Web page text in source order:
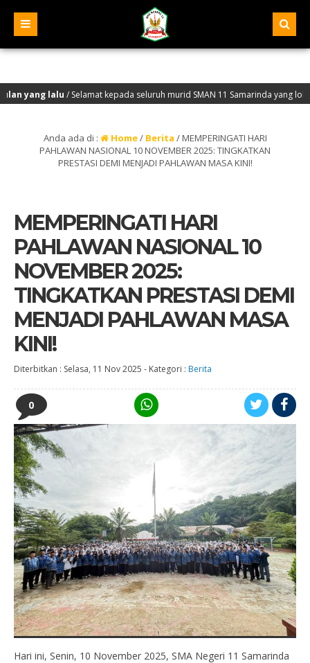
lalu/ Selamat kepada seluruh murid SMAN 11 Samarinda yang lolos seleksi
lalu/ Selamat Datang di Website Resmi SMA Negeri 11 Samarinda – NPSN :
Anda ada di : Home/ Berita /MEMPERINGATI HARI
PAHLAWAN NASIONAL 10 NOVEMBER 2025: TINGKATKAN
PRESTASI DEMI MENJADI PAHLAWAN MASA KINI!
MEMPERINGATI HARI
PAHLAWAN NASIONAL 10
NOVEMBER 2025:
TINGKATKAN PRESTASI DEMI
MENJADI PAHLAWAN MASA
KINI!
Diterbitkan : Selasa, 11 Nov 2025 - Kategori : Berita
0
Hari ini, Senin, 10 November 2025, SMA Negeri 11 Samarinda